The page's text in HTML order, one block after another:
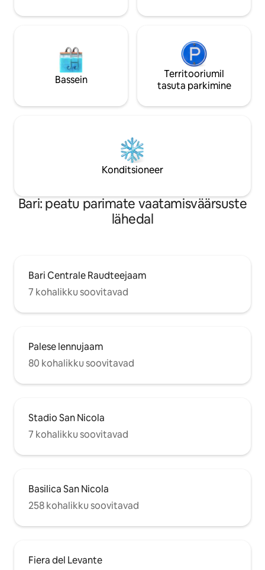
Bassein
Territooriumil
tasuta parkimine
Konditsioneer
Bari: peatu parimate vaatamisväärsuste
lähedal
Bari Centrale Raudteejaam
7 kohalikku soovitavad
Palese lennujaam
80 kohalikku soovitavad
Stadio San Nicola
7 kohalikku soovitavad
Basilica San Nicola
258 kohalikku soovitavad
Fiera del Levante